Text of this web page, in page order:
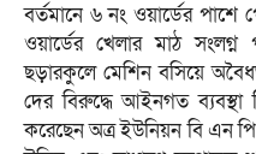
বর্তমানে ৬ নং ওয়ার্ডের পাশে
ওয়ার্ডের খেলার মাঠ
ছড়ারকুলে মেশিন বসিয়ে
দের বিরুদ্ধে আইনগত ব্যবস্থা
করেছেন অত্র ইউনিয়ন বি এন